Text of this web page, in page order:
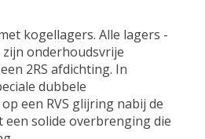
kogellagers. Alle lagers -
onderhoudsvrije
2RS afdichting. In
dubbele
een RVS glijring nabij de
solide overbrenging die